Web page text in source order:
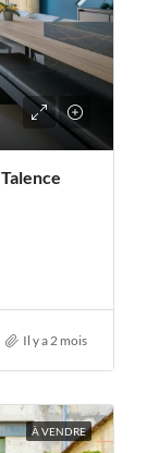
Il y a 2 mois
À VENDRE